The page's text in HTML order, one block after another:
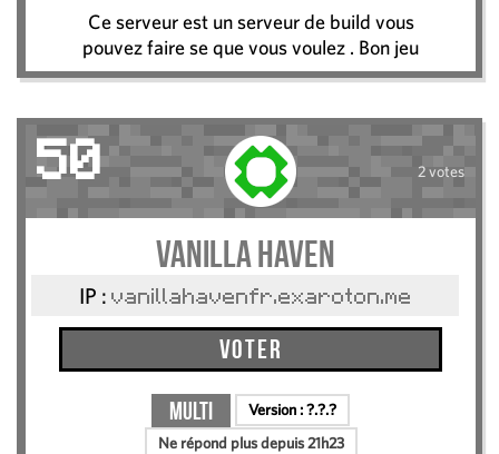
Ce serveur est un serveur de build vous
pouvez faire se que vous voulez . Bon jeu
50 2 votes
Vanilla Haven
IP : vanillahavenfr.exaroton.me
Voter
Multi Version :?.?.?
Ne répond plus depuis 21h23